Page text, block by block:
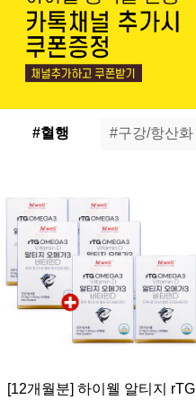
#혈행 #구강/항산화
[12개월분] 하이웰 알티지 rTG